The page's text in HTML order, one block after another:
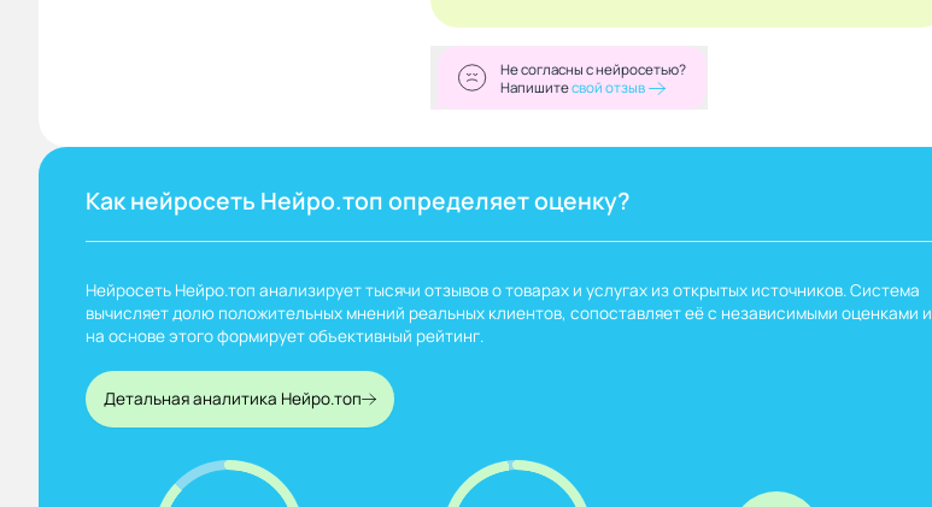
Не согласны с нейросетью?
Напишитесвой отзыв
Как нейросеть Нейро.топ определяет оценку?
Нейросеть Нейро.топ анализирует тысячи отзывов о товарах и услугах из открытых источников. Система
вычисляет долю положительных мнений реальных клиентов, сопоставляет её с независимыми оценками и
на основе этого формирует объективный рейтинг.
Детальная аналитика Нейро.топ